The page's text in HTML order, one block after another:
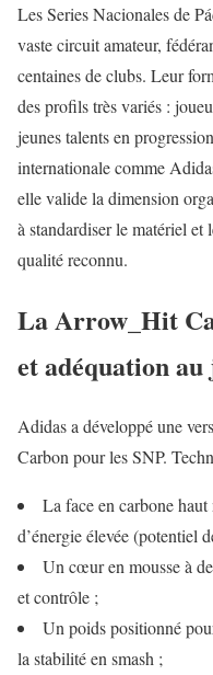
Les Series Nacionales de
vaste circuit amateur,
centaines de clubs. Leur
des profils très variés :
jeunes talents en
internationale comme
elle valide la dimension
à standardiser le matériel et
qualité reconnu.
La Arrow_Hit
et adéquation
Adidas a développé une
Carbon pour les SNP.
La face en carbone
d’énergie élevée (potentiel
Un cœur en mousse à
et contrôle ;
Un poids positionné
la stabilité en smash ;